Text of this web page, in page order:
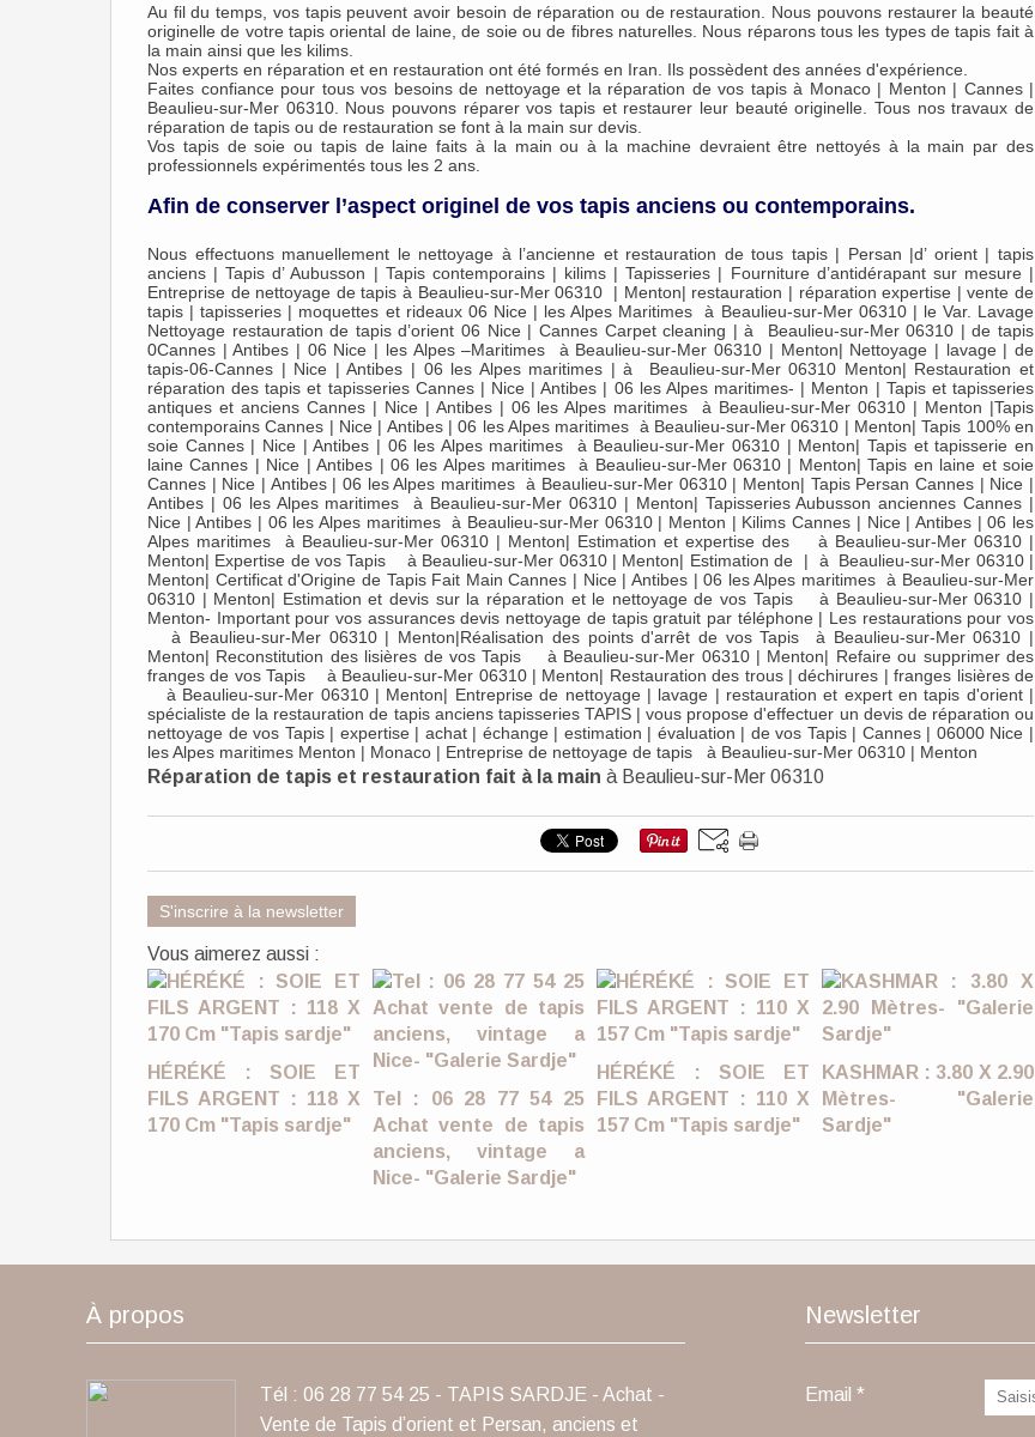
Au fil du temps, vos tapis peuvent avoir besoin de réparation ou de restauration. Nous pouvons restaurer la beauté
originelle de votre tapis oriental de laine, de soie ou de fibres naturelles. Nous réparons tous les types de tapis fait à
la main ainsi que les kilims.
Nos experts en réparation et en restauration ont été formés en Iran. Ils possèdent des années d'expérience.
Faites confiance pour tous vos besoins de nettoyage et la réparation de vos tapis à Monaco | Menton | Cannes |
Beaulieu-sur-Mer 06310. Nous pouvons réparer vos tapis et restaurer leur beauté originelle. Tous nos travaux de
réparation de tapis ou de restauration se font à la main sur devis.
Vos tapis de soie ou tapis de laine faits à la main ou à la machine devraient être nettoyés à la main par des
professionnels expérimentés tous les 2 ans.
Afin de conserver l’aspect originel de vos tapis anciens ou contemporains.
Nous effectuons manuellement le nettoyage à l’ancienne et restauration de tous tapis | Persan |d’ orient | tapis
anciens | Tapis d’ Aubusson | Tapis contemporains | kilims | Tapisseries | Fourniture d’antidérapant sur mesure |
Entreprise de nettoyage de tapis à Beaulieu-sur-Mer 06310 | Menton| restauration | réparation expertise | vente de
tapis | tapisseries | moquettes et rideaux 06 Nice | les Alpes Maritimes à Beaulieu-sur-Mer 06310 | le Var. Lavage
Nettoyage restauration de tapis d’orient 06 Nice | Cannes Carpet cleaning | à Beaulieu-sur-Mer 06310 | de tapis
0Cannes | Antibes | 06 Nice | les Alpes –Maritimes à Beaulieu-sur-Mer 06310 | Menton| Nettoyage | lavage | de
tapis-06-Cannes | Nice | Antibes | 06 les Alpes maritimes | à Beaulieu-sur-Mer 06310 Menton| Restauration et
réparation des tapis et tapisseries Cannes | Nice | Antibes | 06 les Alpes maritimes- | Menton | Tapis et tapisseries
antiques et anciens Cannes | Nice | Antibes | 06 les Alpes maritimes à Beaulieu-sur-Mer 06310 | Menton |Tapis
contemporains Cannes | Nice | Antibes | 06 les Alpes maritimes à Beaulieu-sur-Mer 06310 | Menton| Tapis 100% en
soie Cannes | Nice | Antibes | 06 les Alpes maritimes à Beaulieu-sur-Mer 06310 | Menton| Tapis et tapisserie en
laine Cannes | Nice | Antibes | 06 les Alpes maritimes à Beaulieu-sur-Mer 06310 | Menton| Tapis en laine et soie
Cannes | Nice | Antibes | 06 les Alpes maritimes à Beaulieu-sur-Mer 06310 | Menton| Tapis Persan Cannes | Nice |
Antibes | 06 les Alpes maritimes à Beaulieu-sur-Mer 06310 | Menton| Tapisseries Aubusson anciennes Cannes |
Nice | Antibes | 06 les Alpes maritimes à Beaulieu-sur-Mer 06310 | Menton | Kilims Cannes | Nice | Antibes | 06 les
Alpes maritimes à Beaulieu-sur-Mer 06310 | Menton| Estimation et expertise des à Beaulieu-sur-Mer 06310 |
Menton| Expertise de vos Tapis à Beaulieu-sur-Mer 06310 | Menton| Estimation de | à Beaulieu-sur-Mer 06310 |
Menton| Certificat d'Origine de Tapis Fait Main Cannes | Nice | Antibes | 06 les Alpes maritimes à Beaulieu-sur-Mer
06310 | Menton| Estimation et devis sur la réparation et le nettoyage de vos Tapis à Beaulieu-sur-Mer 06310 |
Menton- Important pour vos assurances devis nettoyage de tapis gratuit par téléphone | Les restaurations pour vos
à Beaulieu-sur-Mer 06310 | Menton|Réalisation des points d'arrêt de vos Tapis à Beaulieu-sur-Mer 06310 |
Menton| Reconstitution des lisières de vos Tapis à Beaulieu-sur-Mer 06310 | Menton| Refaire ou supprimer des
franges de vos Tapis à Beaulieu-sur-Mer 06310 | Menton| Restauration des trous | déchirures | franges lisières de
à Beaulieu-sur-Mer 06310 | Menton| Entreprise de nettoyage | lavage | restauration et expert en tapis d'orient |
spécialiste de la restauration de tapis anciens tapisseries TAPIS | vous propose d'effectuer un devis de réparation ou
nettoyage de vos Tapis | expertise | achat | échange | estimation | évaluation | de vos Tapis | Cannes | 06000 Nice |
les Alpes maritimes Menton | Monaco | Entreprise de nettoyage de tapis à Beaulieu-sur-Mer 06310 | Menton
Réparation de tapis et restauration fait à la main à Beaulieu-sur-Mer 06310
S'inscrire à la newsletter
Vous aimerez aussi :
HÉRÉKÉ : SOIE ET
FILS ARGENT : 118 X
170 Cm "Tapis sardje"
Tel : 06 28 77 54 25
Achat vente de tapis
anciens, vintage a
Nice- "Galerie Sardje"
HÉRÉKÉ : SOIE ET
FILS ARGENT : 110 X
157 Cm "Tapis sardje"
KASHMAR : 3.80 X 2.90
Mètres- "Galerie
Sardje"
À propos
Tél : 06 28 77 54 25 - TAPIS SARDJE - Achat -
Vente de Tapis d’orient et Persan, anciens et
Newsletter
Email